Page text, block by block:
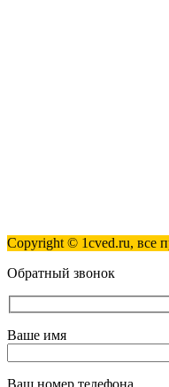
Copyright © 1cved.ru, все
Обратный звонок
Ваше имя
Ваш номер телефона